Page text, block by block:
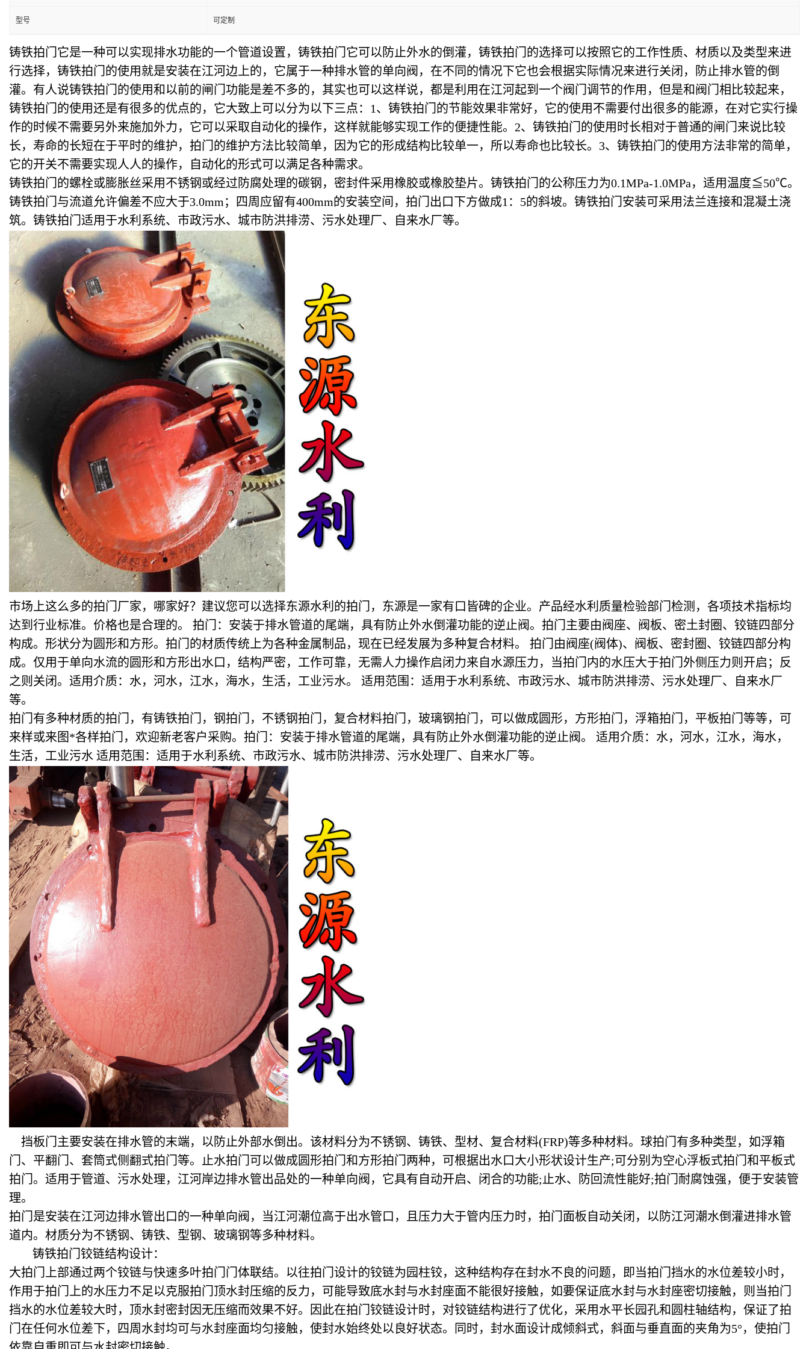
型号 可定制
铸铁拍门它是一种可以实现排水功能的一个管道设置，铸铁拍门它可以防止外水的倒灌，铸铁拍门的选择可以按照它的工作性质、材质以及类型来进
行选择，铸铁拍门的使用就是安装在江河边上的，它属于一种排水管的单向阀，在不同的情况下它也会根据实际情况来进行关闭，防止排水管的倒
灌。有人说铸铁拍门的使用和以前的闸门功能是差不多的，其实也可以这样说，都是利用在江河起到一个阀门调节的作用，但是和阀门相比较起来，
铸铁拍门的使用还是有很多的优点的，它大致上可以分为以下三点：1、铸铁拍门的节能效果非常好，它的使用不需要付出很多的能源，在对它实行操
作的时候不需要另外来施加外力，它可以采取自动化的操作，这样就能够实现工作的便捷性能。2、铸铁拍门的使用时长相对于普通的闸门来说比较
长，寿命的长短在于平时的维护，拍门的维护方法比较简单，因为它的形成结构比较单一，所以寿命也比较长。3、铸铁拍门的使用方法非常的简单，
它的开关不需要实现人人的操作，自动化的形式可以满足各种需求。
铸铁拍门的螺栓或膨胀丝采用不锈钢或经过防腐处理的碳钢，密封件采用橡胶或橡胶垫片。铸铁拍门的公称压力为0.1MPa-1.0MPa，适用温度≦50℃。
铸铁拍门与流道允许偏差不应大于3.0mm；四周应留有400mm的安装空间，拍门出口下方做成1：5的斜坡。铸铁拍门安装可采用法兰连接和混凝土浇
筑。铸铁拍门适用于水利系统、市政污水、城市防洪排涝、污水处理厂、自来水厂等。
市场上这么多的拍门厂家，哪家好？建议您可以选择东源水利的拍门，东源是一家有口皆碑的企业。产品经水利质量检验部门检测，各项技术指标均
达到行业标准。价格也是合理的。 拍门：安装于排水管道的尾端，具有防止外水倒灌功能的逆止阀。拍门主要由阀座、阀板、密土封圈、铰链四部分
构成。形状分为圆形和方形。拍门的材质传统上为各种金属制品，现在已经发展为多种复合材料。 拍门由阀座(阀体)、阀板、密封圈、铰链四部分构
成。仅用于单向水流的圆形和方形出水口，结构严密，工作可靠，无需人力操作启闭力来自水源压力，当拍门内的水压大于拍门外侧压力则开启；反
之则关闭。适用介质：水，河水，江水，海水，生活，工业污水。 适用范围：适用于水利系统、市政污水、城市防洪排涝、污水处理厂、自来水厂
等。
拍门有多种材质的拍门，有铸铁拍门，钢拍门，不锈钢拍门，复合材料拍门，玻璃钢拍门，可以做成圆形，方形拍门，浮箱拍门，平板拍门等等，可
来样或来图*各样拍门，欢迎新老客户采购。拍门：安装于排水管道的尾端，具有防止外水倒灌功能的逆止阀。 适用介质：水，河水，江水，海水，
生活，工业污水 适用范围：适用于水利系统、市政污水、城市防洪排涝、污水处理厂、自来水厂等。
挡板门主要安装在排水管的末端，以防止外部水倒出。该材料分为不锈钢、铸铁、型材、复合材料(FRP)等多种材料。球拍门有多种类型，如浮箱
门、平翻门、套筒式侧翻式拍门等。止水拍门可以做成圆形拍门和方形拍门两种，可根据出水口大小形状设计生产;可分别为空心浮板式拍门和平板式
拍门。适用于管道、污水处理，江河岸边排水管出品处的一种单向阀，它具有自动开启、闭合的功能;止水、防回流性能好;拍门耐腐蚀强，便于安装管
理。
拍门是安装在江河边排水管出口的一种单向阀，当江河潮位高于出水管口，且压力大于管内压力时，拍门面板自动关闭，以防江河潮水倒灌进排水管
道内。材质分为不锈钢、铸铁、型钢、玻璃钢等多种材料。
铸铁拍门铰链结构设计：
大拍门上部通过两个铰链与快速多叶拍门门体联结。以往拍门设计的铰链为园柱铰，这种结构存在封水不良的问题，即当拍门挡水的水位差较小时，
作用于拍门上的水压力不足以克服拍门顶水封压缩的反力，可能导致底水封与水封座面不能很好接触，如要保证底水封与水封座密切接触，则当拍门
挡水的水位差较大时，顶水封密封因无压缩而效果不好。因此在拍门铰链设计时，对铰链结构进行了优化，采用水平长园孔和圆柱轴结构，保证了拍
门在任何水位差下，四周水封均可与水封座面均匀接触，使封水始终处以良好状态。同时，封水面设计成倾斜式，斜面与垂直面的夹角为5°，使拍门